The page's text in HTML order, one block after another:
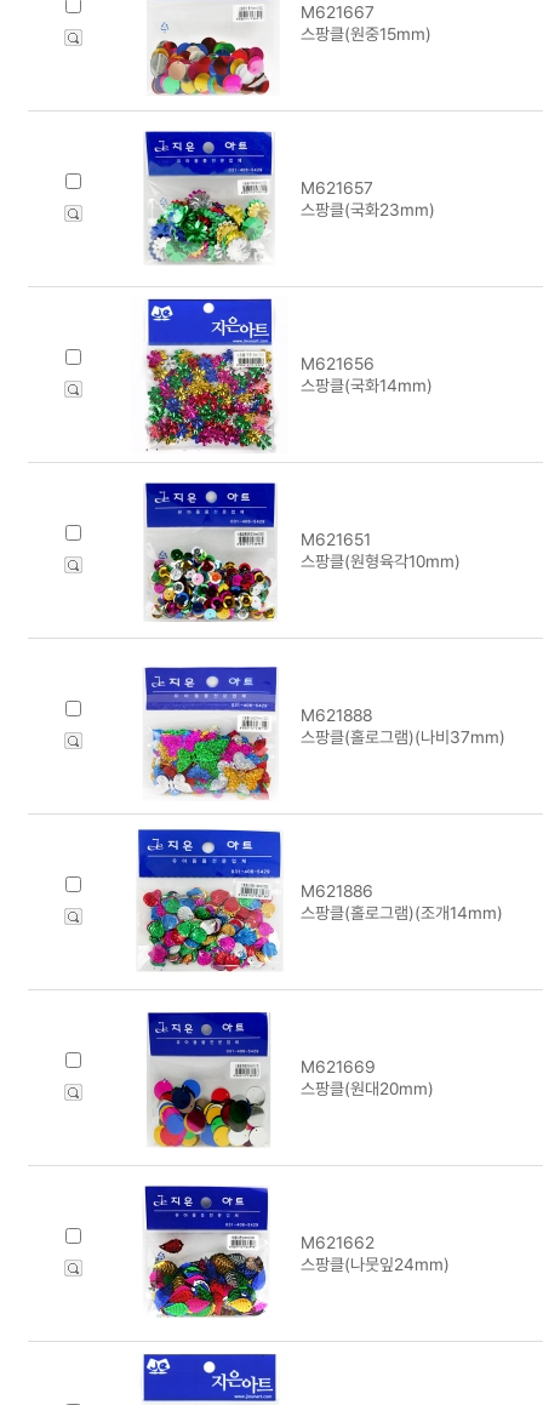
M621667
스팡클(원중15mm)
M621657
스팡클(국화23mm)
M621656
스팡클(국화14mm)
M621651
스팡클(원형육각10mm)
M621888
스팡클(홀로그램)(나비37mm)
M621886
스팡클(홀로그램)(조개14mm)
M621669
스팡클(원대20mm)
M621662
스팡클(나뭇잎24mm)